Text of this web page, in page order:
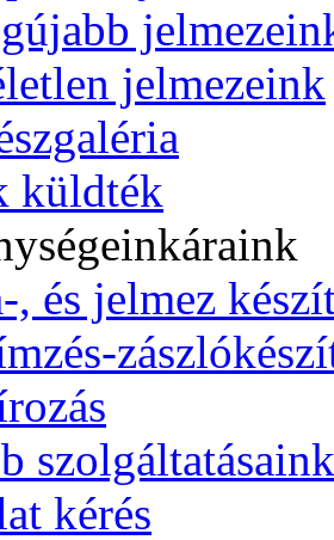
jelmezeink
küldték
áraink
, és jelmez
szolgáltatásaink
kérés